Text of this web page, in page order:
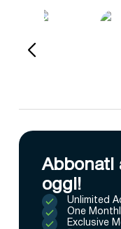
Abbonati
oggi!
Unlimited
One
Exclusive